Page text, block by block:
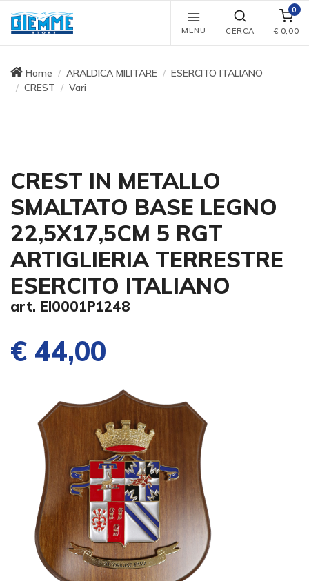
MENU CERCA
0
€ 0,00
Home ARALDICA MILITARE
ESERCITO ITALIANO
CREST
Vari
CREST IN METALLO
SMALTATO BASE LEGNO
22,5X17,5CM 5 RGT
ARTIGLIERIA TERRESTRE
ESERCITO ITALIANO
art. EI0001P1248
€ 44,00